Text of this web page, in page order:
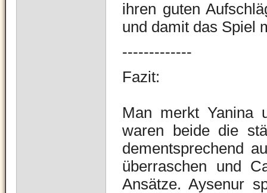
ihren guten
und damit das Spiel
-------------
Fazit:
Man merkt Yanina
waren beide die
dementsprechend
überraschen und
Ansätze. Aysenur